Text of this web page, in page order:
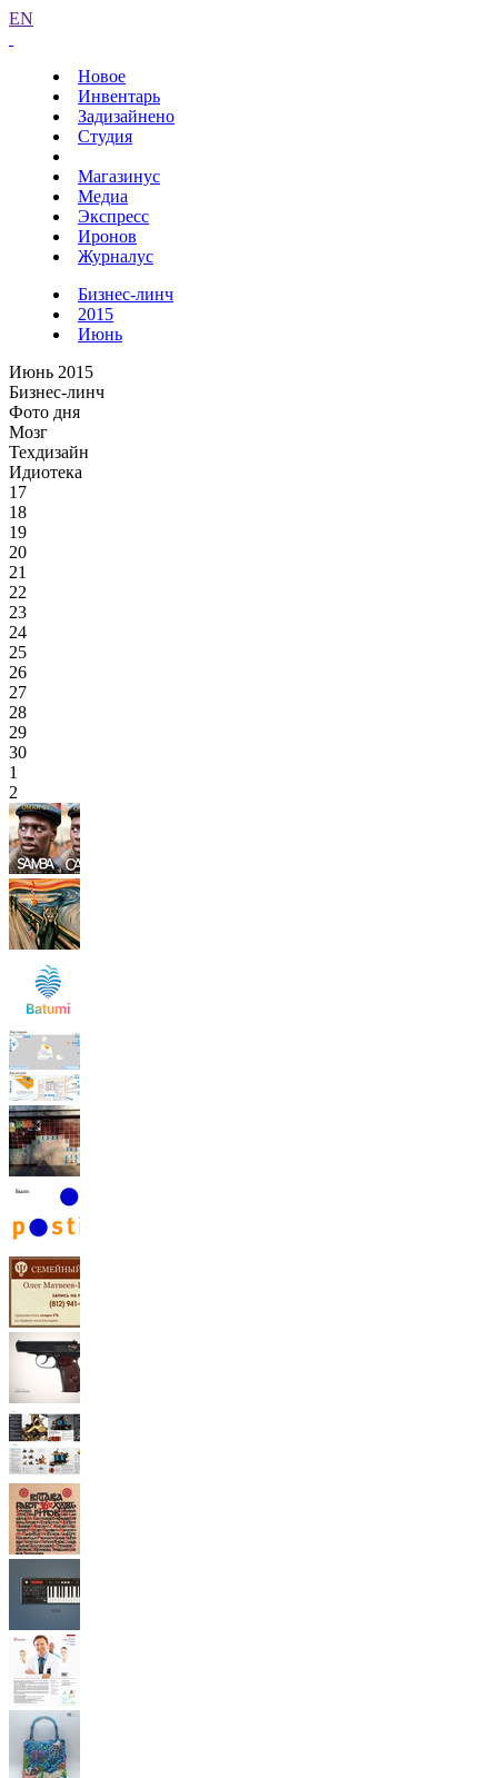
EN
Новое
Инвентарь
Задизайнено
Студия
Магазинус
Медиа
Экспресс
Иронов
Журналус
Бизнес-линч
2015
Июнь
Июнь 2015
Бизнес-линч
Фото дня
Мозг
Техдизайн
Идиотека
17
18
19
20
21
22
23
24
25
26
27
28
29
30
1
2